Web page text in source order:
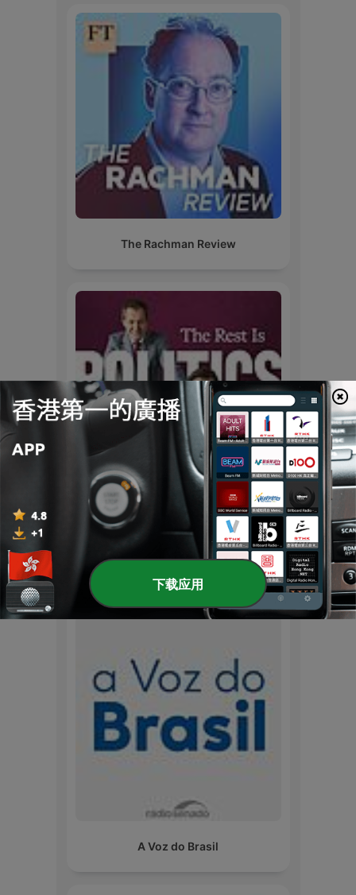
The Rachman Review
The Rest Is Politics
國際 政府 播客
A Voz do Brasil
下载应用